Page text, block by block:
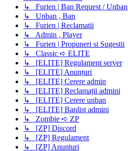
↳ Furien | Ban Request / Unban
↳ Unban , Ban
↳ Furien | Reclamatii
↳ Admin , Player
↳ Furien | Propuneri si Sugestii
↳ Classic ➪ ELITE
↳ [ELITE] Regulament server
↳ [ELITE] Anunțuri
↳ [ELITE] Cerere admin
↳ [ELITE] Reclamații admini
↳ [ELITE] Cerere unban
↳ [ELITE] Banlist admini
↳ Zombie ➪ ZP
↳ [ZP] Discord
↳ [ZP] Regulament
↳ [ZP] Anunturi